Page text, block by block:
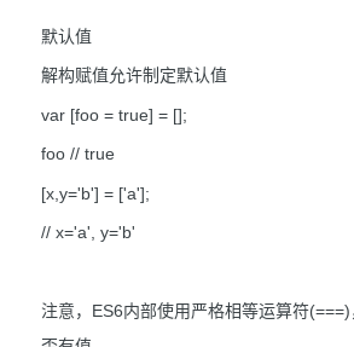
默认值
解构赋值允许制定默认值
var [foo = true] = [];
foo // true
[x,y='b'] = ['a'];
// x='a', y='b'
注意，ES6内部使用严格相等运算符